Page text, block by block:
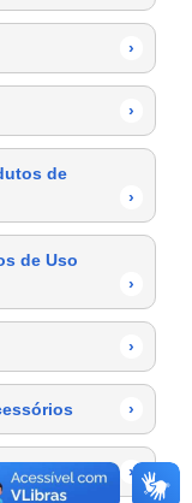
›
›
de
›
de Uso
›
›
›
›